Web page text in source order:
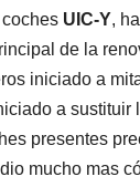
UIC-Y,
de la
iniciado a
a sustituir
presentes
mucho mas